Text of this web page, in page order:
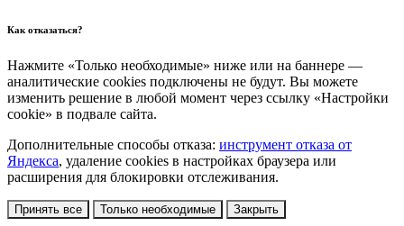
Как отказаться?
Нажмите «Только необходимые» ниже или на баннере —
аналитические cookies подключены не будут. Вы можете
изменить решение в любой момент через ссылку «Настройки
cookie» в подвале сайта.
Дополнительные способы отказа: инструмент отказа от
Яндекса, удаление cookies в настройках браузера или
расширения для блокировки отслеживания.
Принять все Только необходимые Закрыть